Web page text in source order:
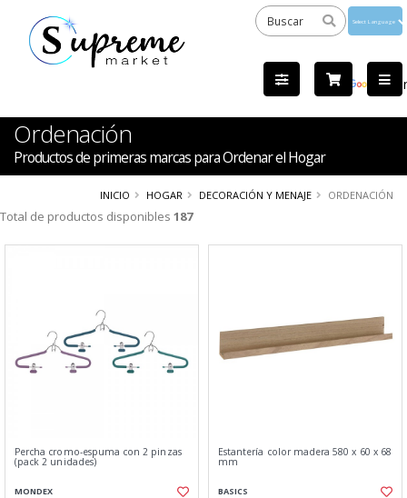
by
Ordenación
Productos de primeras marcas para Ordenar el Hogar
INICIO HOGAR DECORACIÓN Y MENAJE ORDENACIÓN
Total de productos disponibles 187
Percha cromo-espuma con 2 pinzas
(pack 2 unidades)
MONDEX
Estantería color madera 580 x 60 x 68
mm
BASICS